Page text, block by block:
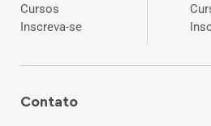
Cursos
Inscreva-se
Contato